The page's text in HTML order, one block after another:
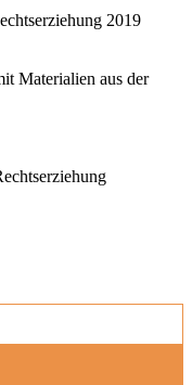
2019
Materialien aus der